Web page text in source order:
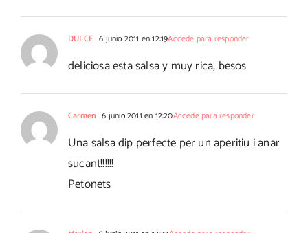
DULCE 6 junio 2011 en 12:19Accede para responder
deliciosa esta salsa y muy rica, besos
Carmen 6 junio 2011 en 12:20Accede para responder
Una salsa dip perfecte per un aperitiu i anar
sucant!!!!!!
Petonets